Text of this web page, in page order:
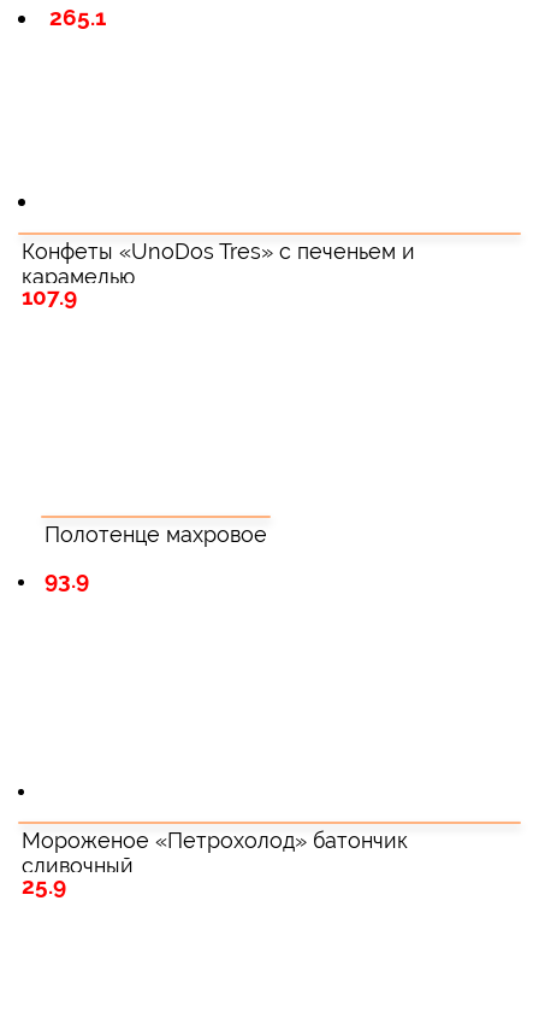
265.1
Конфеты «UnoDos Tres» с печеньем и
карамелью
107.9
Полотенце махровое
93.9
Мороженое «Петрохолод» батончик
сливочный
25.9